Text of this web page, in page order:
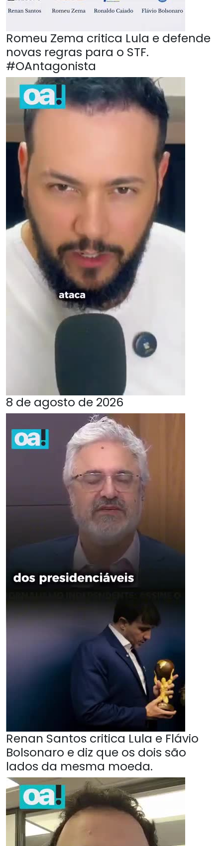
Romeu Zema critica Lula e defende
novas regras para o STF.
#OAntagonista
8 de agosto de 2026
Renan Santos critica Lula e Flávio
Bolsonaro e diz que os dois são
lados da mesma moeda.